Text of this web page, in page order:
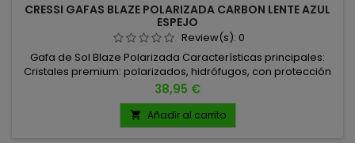
CRESSI GAFAS BLAZE POLARIZADA CARBON LENTE AZUL
ESPEJO
Review(s): 0
Gafa de Sol Blaze Polarizada Características principales:
Cristales premium: polarizados, hidrófugos, con protección
anti-UV y tratamiento antibacteriano. Ventajas de los
cristales polarizados: eliminan reflejos, mejoran el contraste
y reducen la fatiga visual, ideal para pesca, deportes
acuáticos y actividades al aire libre. Suministro seguro:
Precio
38,95 €
 Añadir al carrito